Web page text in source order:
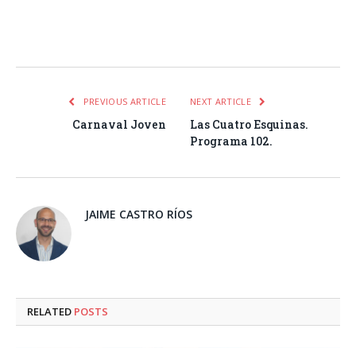
PREVIOUS ARTICLE
Carnaval Joven
NEXT ARTICLE
Las Cuatro Esquinas.
Programa 102.
JAIME CASTRO RÍOS
RELATED POSTS